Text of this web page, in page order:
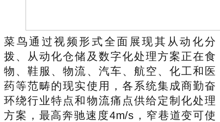
菜鸟通过视频形式全面展现其从动化分
拨、从动化仓储及数字化处理方案正在食
物、鞋服、物流、汽车、航空、化工和医
药等范畴的现实使用，各系统集成商勤奋
环绕行业特点和物流痛点供给定制化处理
方案，最高奔驰速度4m/s，窄巷道变可使